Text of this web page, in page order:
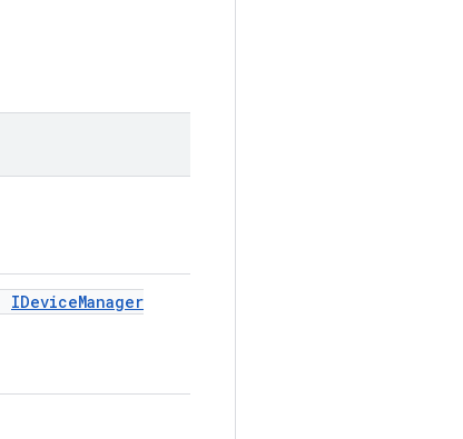
IDeviceManager